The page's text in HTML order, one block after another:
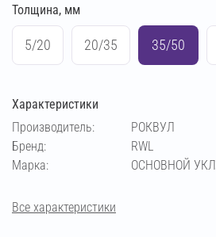
Толщина, мм
5/20 20/35 35/50
Характеристики
Производитель:
РОКВУЛ
Бренд:
RWL
Марка:
ОСНОВНОЙ
Все характеристики